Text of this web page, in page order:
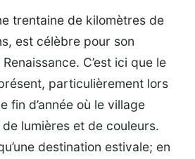
trentaine de kilomètres de
est célèbre pour son
C’est ici que le
particulièrement lors
fin d’année où le village
lumières et de couleurs.
destination estivale; en